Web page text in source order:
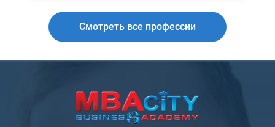
Смотреть все профессии